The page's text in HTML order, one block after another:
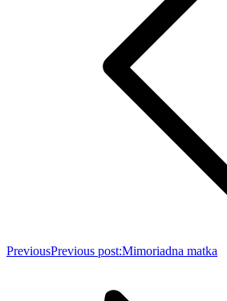
PreviousPrevious post:Mimoriadna matka